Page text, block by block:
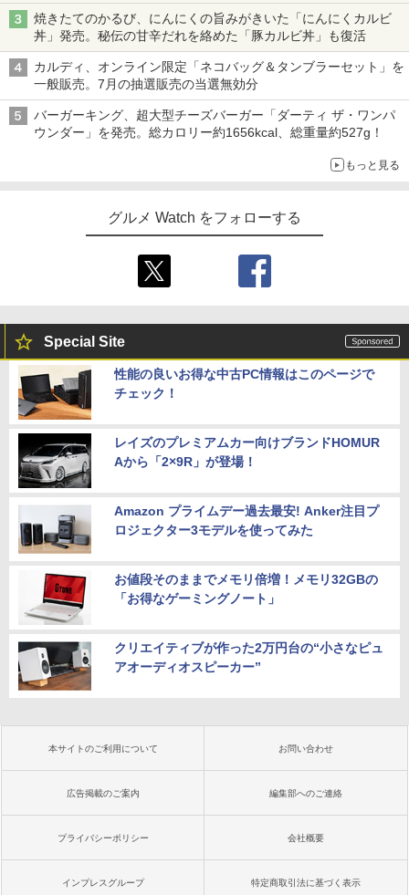
焼きたてのかるび、にんにくの旨みがきいた「にんにくカルビ
丼」発売。秘伝の甘辛だれを絡めた「豚カルビ丼」も復活
カルディ、オンライン限定「ネコバッグ＆タンブラーセット」を
一般販売。7月の抽選販売の当選無効分
バーガーキング、超大型チーズバーガー「ダーティ ザ・ワンパ
ウンダー」を発売。総カロリー約1656kcal、総重量約527g！
もっと見る
グルメ Watch をフォローする
Special Site
性能の良いお得な中古PC情報はこのページで
チェック！
レイズのプレミアムカー向けブランドHOMUR
Aから「2×9R」が登場！
Amazon プライムデー過去最安! Anker注目プ
ロジェクター3モデルを使ってみた
お値段そのままでメモリ倍増！メモリ32GBの
「お得なゲーミングノート」
クリエイティブが作った2万円台の“小さなピュ
アオーディオスピーカー”
本サイトのご利用について お問い合わせ
広告掲載のご案内 編集部へのご連絡
プライバシーポリシー 会社概要
インプレスグループ 特定商取引法に基づく表示